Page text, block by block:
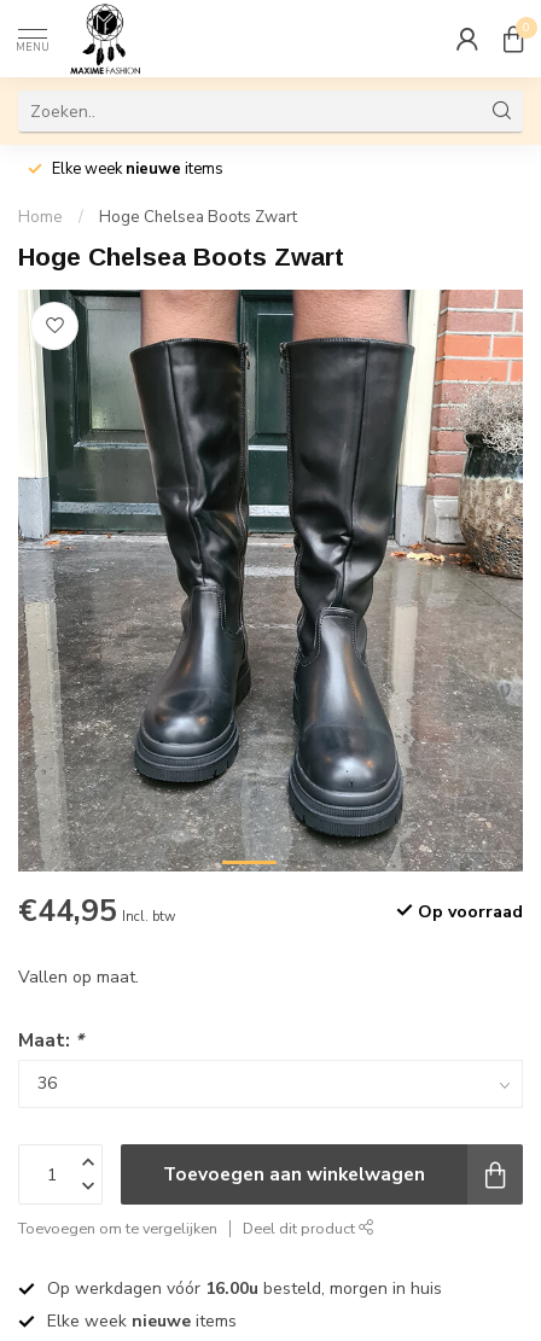
MENU
0
Elke weeknieuwe items
Home / Hoge Chelsea Boots Zwart
Hoge Chelsea Boots Zwart
€44,95 Incl. btw Op voorraad
Vallen op maat.
Maat: *
Toevoegen aan winkelwagen
Toevoegen om te vergelijken Deel dit product
Op werkdagen vóór 16.00u besteld, morgen in huis
Elke week nieuwe items